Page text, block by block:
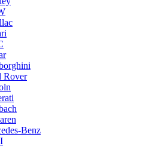
Rover
Benz